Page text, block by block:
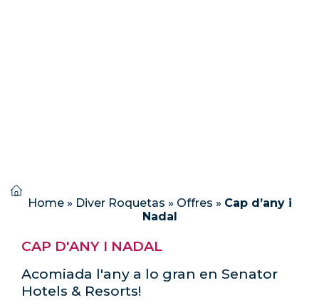
Home» Diver Roquetas » Offres » Cap d’any i
Nadal
CAP D'ANY I NADAL
Acomiada l'any a lo gran en Senator
Hotels & Resorts!